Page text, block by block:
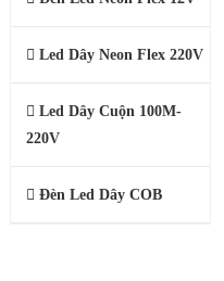
Led Dây Neon Flex 220V
Led Dây Cuộn 100M-
220V
Đèn Led Dây COB